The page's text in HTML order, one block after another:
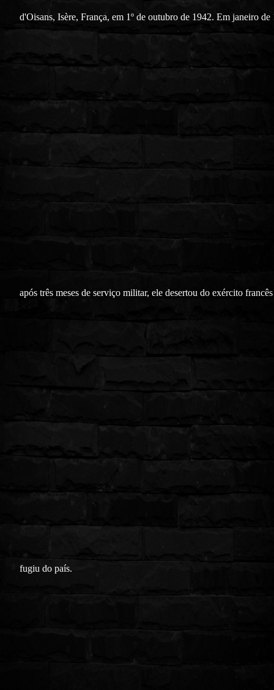
d'Oisans, Isère, França, em 1º de outubro de 1942. Em janeiro de
após três meses de serviço militar, ele desertou do exército
fugiu do país.